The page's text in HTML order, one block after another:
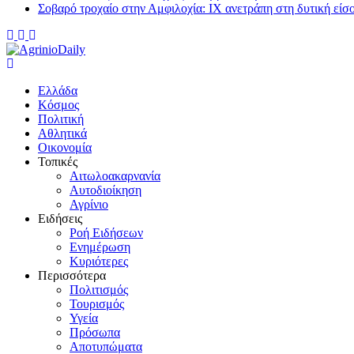
Σοβαρό τροχαίο στην Αμφιλοχία: ΙΧ ανετράπη στη δυτική
Ελλάδα
Κόσμος
Πολιτική
Αθλητικά
Οικονομία
Τοπικές
Αιτωλοακαρνανία
Αυτοδιοίκηση
Αγρίνιο
Ειδήσεις
Ροή Ειδήσεων
Ενημέρωση
Κυριότερες
Περισσότερα
Πολιτισμός
Τουρισμός
Υγεία
Πρόσωπα
Αποτυπώματα